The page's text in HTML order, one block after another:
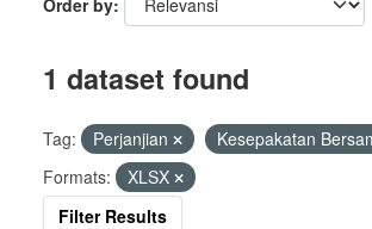
Order by
1 dataset found
Tag: Perjanjian
Kesepakatan
Formats:
XLSX
Filter Results